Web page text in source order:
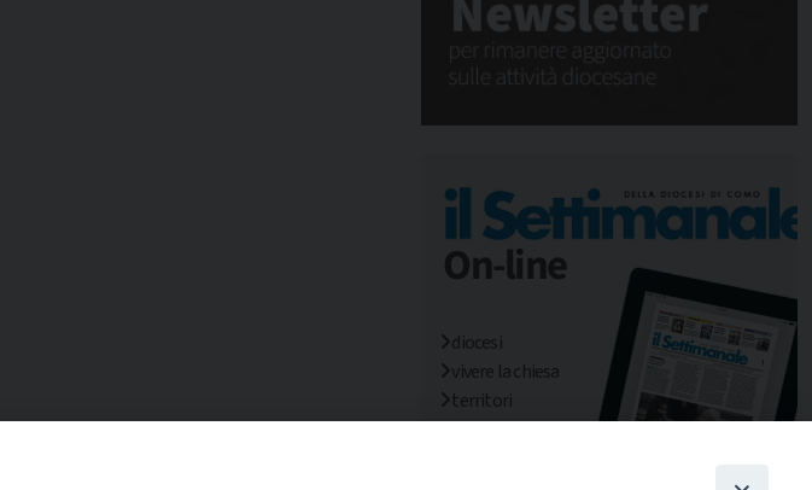
diocesi
vivere la chiesa
territori
mondo/missioni